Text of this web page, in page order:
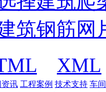
筑钢筋网
XML
资讯 工程案例 技术支持 车